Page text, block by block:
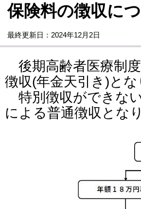
保険料の徴収に
最終更新日：2024年12月2日
後期高齢者医療制
徴収(年金天引き)とな
特別徴収ができな
による普通徴収とな